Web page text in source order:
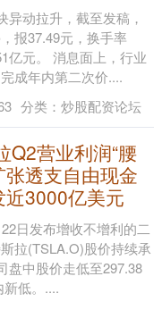
异动拉升，截至发稿，
报37.49元，换手率
亿元。 消息面上，行业
成年内第二次价....
分类： 炒股配资论坛
Q2营业利润“腰
张透支自由现金
3000亿美元
日发布增收不增利的二
拉(TSLA.O)股价持续承
盘中股价走低至297.38
低。....